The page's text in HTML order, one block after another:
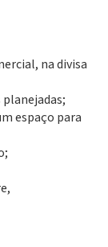
na divisa
espaço para